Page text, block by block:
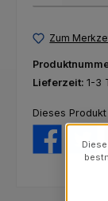
Zum
Lieferzeit: 1-3
Dieses